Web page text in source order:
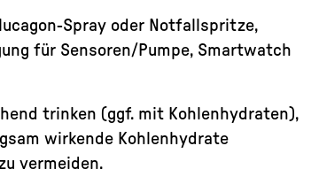
Spray oder Notfallspritze,
für Sensoren/Pumpe, Smartwatch
trinken (ggf. mit Kohlenhydraten),
wirkende Kohlenhydrate
vermeiden.